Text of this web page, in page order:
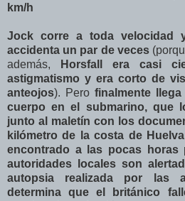
km/h
Jock corre a toda velocidad
accidenta un par de veces
además,
Horsfall era casi
astigmatismo y era corto de
anteojos). Pero finalmente
cuerpo en el submarino, que
junto al maletín con los
kilómetro de la costa de
encontrado a las pocas
autoridades locales son
autopsia realizada por las
determina que el británico